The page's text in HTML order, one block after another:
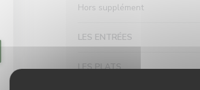
Hors supplément
LES ENTRÉES
LES PLATS